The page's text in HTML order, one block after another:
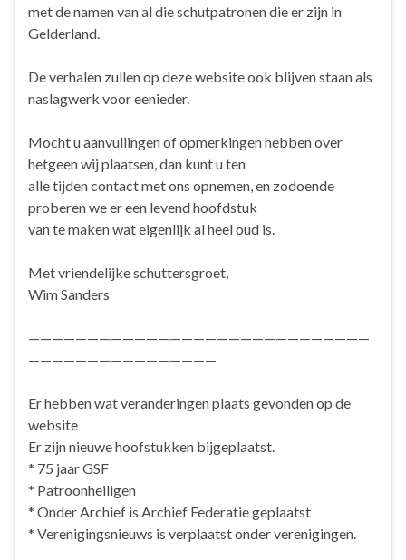
met de namen van al die schutpatronen die er zijn in
Gelderland.
De verhalen zullen op deze website ook blijven staan als
naslagwerk voor eenieder.
Mocht u aanvullingen of opmerkingen hebben over
hetgeen wij plaatsen, dan kunt u ten
alle tijden contact met ons opnemen, en zodoende
proberen we er een levend hoofdstuk
van te maken wat eigenlijk al heel oud is.
Met vriendelijke schuttersgroet,
Wim Sanders
—————————————————————————————
————————————————
Er hebben wat veranderingen plaats gevonden op de
website
Er zijn nieuwe hoofstukken bijgeplaatst.
* 75 jaar GSF
* Patroonheiligen
* Onder Archief is Archief Federatie geplaatst
* Verenigingsnieuws is verplaatst onder verenigingen.